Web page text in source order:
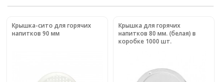
Крышка-сито для горячих
напитков 90 мм
Крышка для горячих
напитков 80 мм. (белая) в
коробке 1000 шт.